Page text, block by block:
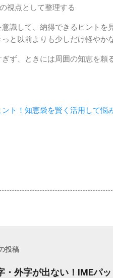
視点として整理する
識して、納得できるヒント
と以前よりも少しだけ軽やか
ず、ときには周囲の知恵を
ト！知恵袋を賢く活用して悩
投稿
・外字が出ない！IMEパ